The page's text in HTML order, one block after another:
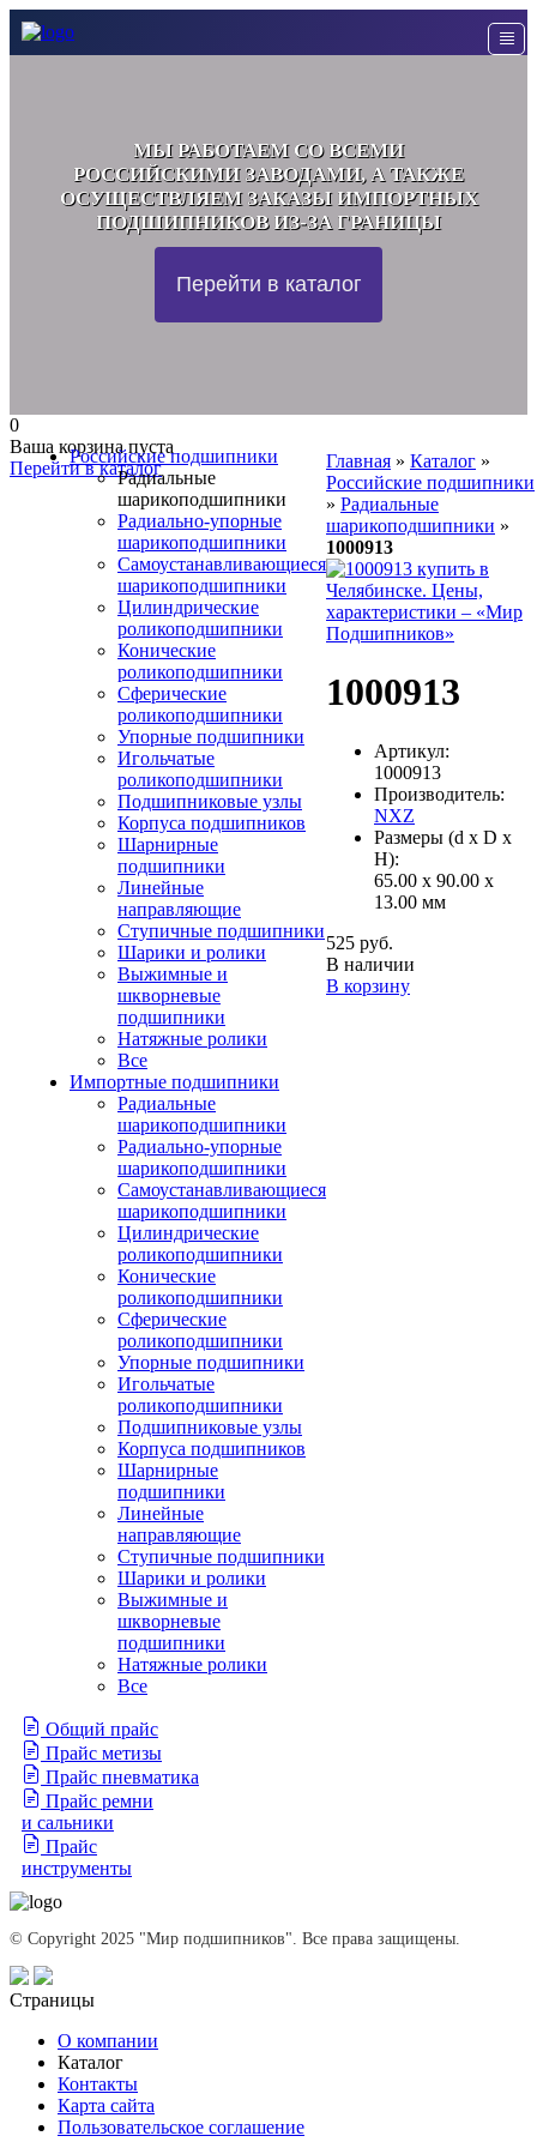
МЫ РАБОТАЕМ СО ВСЕМИ
РОССИЙСКИМИ ЗАВОДАМИ, А ТАКЖЕ
ОСУЩЕСТВЛЯЕМ ЗАКАЗЫ ИМПОРТНЫХ
ПОДШИПНИКОВ ИЗ-ЗА ГРАНИЦЫ
Перейти в каталог
0
Ваша корзина пуста
Перейти в каталог
Российские подшипники
Радиальные
шарикоподшипники
Радиально-упорные
шарикоподшипники
Самоустанавливающиеся
шарикоподшипники
Цилиндрические
роликоподшипники
Конические
роликоподшипники
Сферические
роликоподшипники
Упорные подшипники
Игольчатые
роликоподшипники
Подшипниковые узлы
Корпуса подшипников
Шарнирные
подшипники
Линейные
направляющие
Ступичные подшипники
Шарики и ролики
Выжимные и
шкворневые
подшипники
Натяжные ролики
Все
Импортные подшипники
Радиальные
шарикоподшипники
Радиально-упорные
шарикоподшипники
Самоустанавливающиеся
шарикоподшипники
Цилиндрические
роликоподшипники
Конические
роликоподшипники
Сферические
роликоподшипники
Упорные подшипники
Игольчатые
роликоподшипники
Подшипниковые узлы
Корпуса подшипников
Шарнирные
подшипники
Линейные
направляющие
Ступичные подшипники
Шарики и ролики
Выжимные и
шкворневые
подшипники
Натяжные ролики
Все
Общий прайс
Прайс метизы
Прайс пневматика
Прайс ремни
и сальники
Прайс
инструменты
Главная » Каталог »
Российские подшипники
» Радиальные
шарикоподшипники »
1000913
1000913
Артикул:
1000913
Производитель:
NXZ
Размеры (d x D x
H):
65.00 x 90.00 x
13.00 мм
525 руб.
В наличии
В корзину
© Copyright 2025 "Мир подшипников". Все права защищены.
Страницы
О компании
Каталог
Контакты
Карта сайта
Пользовательское соглашение